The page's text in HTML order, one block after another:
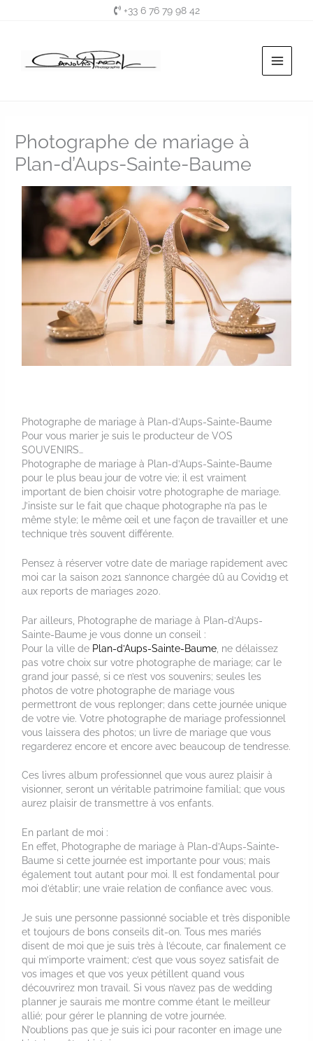
+33 6 76 79 98 42
Photographe de mariage à
Plan-d’Aups-Sainte-Baume
Photographe de mariage à Plan-d’Aups-Sainte-Baume
Pour vous marier je suis le producteur de VOS
SOUVENIRS…
Photographe de mariage à Plan-d’Aups-Sainte-Baume
pour le plus beau jour de votre vie; il est vraiment
important de bien choisir votre photographe de mariage.
J’insiste sur le fait que chaque photographe n’a pas le
même style; le même œil et une façon de travailler et une
technique très souvent différente.
Pensez à réserver votre date de mariage rapidement avec
moi car la saison 2021 s’annonce chargée dû au Covid19 et
aux reports de mariages 2020.
Par ailleurs, Photographe de mariage à Plan-d’Aups-
Sainte-Baume je vous donne un conseil :
Pour la ville de Plan-d’Aups-Sainte-Baume , ne délaissez
pas votre choix sur votre photographe de mariage; car le
grand jour passé, si ce n’est vos souvenirs; seules les
photos de votre photographe de mariage vous
permettront de vous replonger; dans cette journée unique
de votre vie. Votre photographe de mariage professionnel
vous laissera des photos; un livre de mariage que vous
regarderez encore et encore avec beaucoup de tendresse.
Ces livres album professionnel que vous aurez plaisir à
visionner, seront un véritable patrimoine familial; que vous
aurez plaisir de transmettre à vos enfants.
En parlant de moi :
En effet, Photographe de mariage à Plan-d’Aups-Sainte-
Baume si cette journée est importante pour vous; mais
également tout autant pour moi. Il est fondamental pour
moi d’établir; une vraie relation de confiance avec vous.
Je suis une personne passionné sociable et très disponible
et toujours de bons conseils dit-on. Tous mes mariés
disent de moi que je suis très à l’écoute, car finalement ce
qui m’importe vraiment; c’est que vous soyez satisfait de
vos images et que vos yeux pétillent quand vous
découvrirez mon travail. Si vous n’avez pas de wedding
planner je saurais me montre comme étant le meilleur
allié; pour gérer le planning de votre journée.
N’oublions pas que je suis ici pour raconter en image une